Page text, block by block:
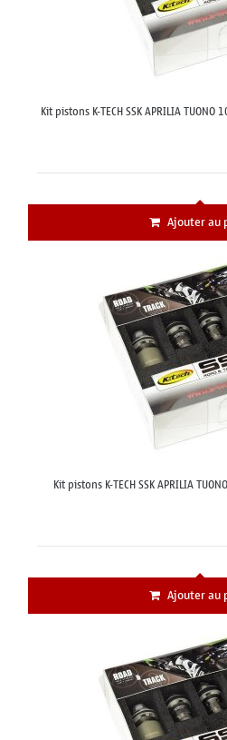
Kit pistons K-TECH SSK APRILIA
Ajouter au
Kit pistons K-TECH SSK APRILIA
Ajouter au